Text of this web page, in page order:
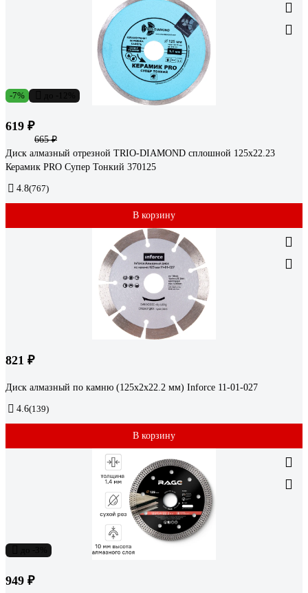
-7%
619 ₽
665 ₽
Диск алмазный отрезной TRIO-DIAMOND сплошной 125x22.23
Керамик PRO Супер Тонкий 370125
4.8(767)
В корзину
821 ₽
Диск алмазный по камню (125х2x22.2 мм) Inforce 11-01-027
4.6(139)
В корзину
949 ₽